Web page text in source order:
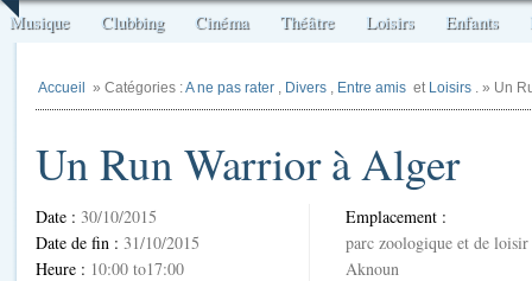
Musique Clubbing Cinéma Théâtre Loisirs Enfants
Accueil » Catégories :A ne pas rater , Divers , Entre amis et Loisirs . » Un
Un Run Warrior à Alger
Date : 30/10/2015
Date de fin : 31/10/2015
Heure : 10:00 to17:00
Emplacement :
parc zoologique et de
Aknoun